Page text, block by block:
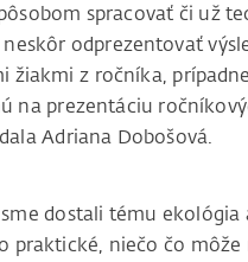
spracovať či už
odprezentovať
žiakmi z ročníka,
na prezentáciu
Adriana Dobošová.
dostali tému ekológia
praktické, niečo čo môže